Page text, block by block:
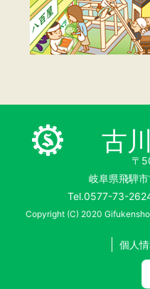
古
〒
岐阜県飛騨
Tel.0577-73-
Copyright (C) 2020
個人